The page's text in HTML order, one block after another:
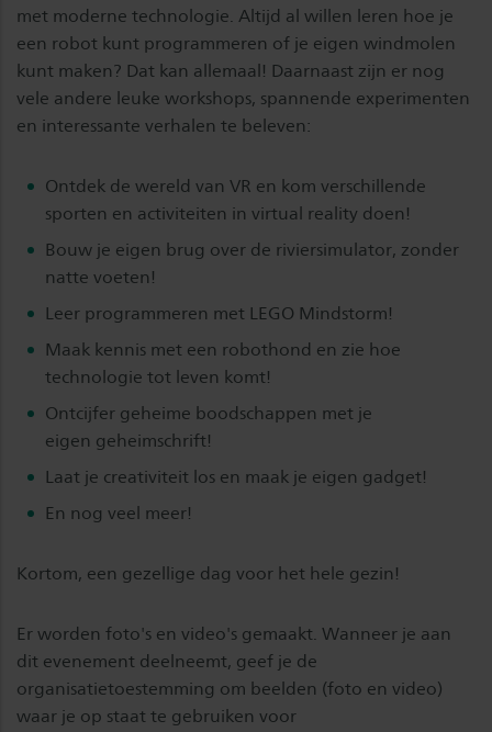
met moderne technologie. Altijd al willen leren hoe je
een robot kunt programmeren of je eigen windmolen
kunt maken? Dat kan allemaal! Daarnaast zijn er nog
vele andere leuke​ workshops, spannende experimenten
en interessante verhalen te beleven:
Ontdek de wereld van VR en kom verschillende
sporten en activiteiten in virtual reality doen!
Bouw je eigen brug over de riviersimulator, zonder
natte voeten!
Leer programmeren met LEGO Mindstorm!
Maak kennis met een robothond en zie hoe
technologie tot leven komt!
Ontcijfer geheime boodschappen met je
eigen geheimschrift!
Laat je creativiteit los en maak je eigen gadget!
En nog veel meer!
Kortom, een gezellige dag voor het hele gezin!​
Er worden foto's en video's gemaakt. Wanneer je aan
dit evenement deelneemt, geef je de
organisatietoestemming om beelden (foto en video)
waar je op staat te gebruiken voor